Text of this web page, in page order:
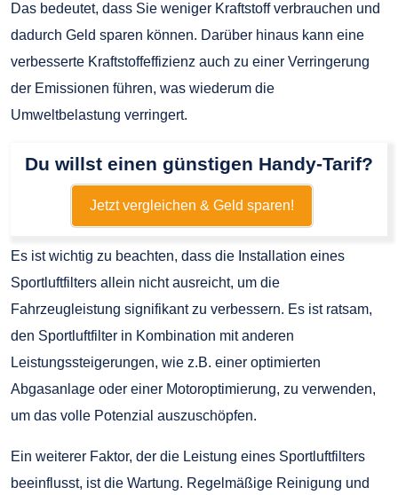
Das bedeutet, dass Sie weniger Kraftstoff verbrauchen und
dadurch Geld sparen können. Darüber hinaus kann eine
verbesserte Kraftstoffeffizienz auch zu einer Verringerung
der Emissionen führen, was wiederum die
Umweltbelastung verringert.
Du willst einen günstigen Handy-Tarif?
Jetzt vergleichen & Geld sparen!
Es ist wichtig zu beachten, dass die Installation eines
Sportluftfilters allein nicht ausreicht, um die
Fahrzeugleistung signifikant zu verbessern. Es ist ratsam,
den Sportluftfilter in Kombination mit anderen
Leistungssteigerungen, wie z.B. einer optimierten
Abgasanlage oder einer Motoroptimierung, zu verwenden,
um das volle Potenzial auszuschöpfen.
Ein weiterer Faktor, der die Leistung eines Sportluftfilters
beeinflusst, ist die Wartung. Regelmäßige Reinigung und